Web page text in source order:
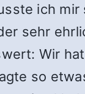
ich
sehr
Wir
so